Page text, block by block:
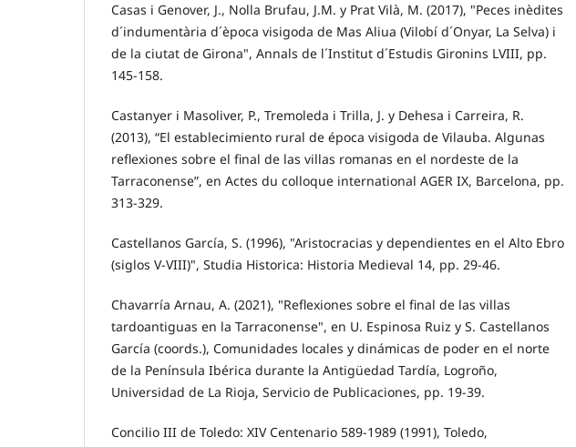
Casas i Genover, J., Nolla Brufau, J.M. y Prat Vilà, M. (2017), "Peces inèdites
d´indumentària d´època visigoda de Mas Aliua (Vilobí d´Onyar, La Selva) i
de la ciutat de Girona", Annals de l´Institut d´Estudis Gironins LVIII, pp.
145-158.
Castanyer i Masoliver, P., Tremoleda i Trilla, J. y Dehesa i Carreira, R.
(2013), “El establecimiento rural de época visigoda de Vilauba. Algunas
reflexiones sobre el final de las villas romanas en el nordeste de la
Tarraconense”, en Actes du colloque international AGER IX, Barcelona, pp.
313-329.
Castellanos García, S. (1996), "Aristocracias y dependientes en el Alto Ebro
(siglos V-VIII)", Studia Historica: Historia Medieval 14, pp. 29-46.
Chavarría Arnau, A. (2021), "Reflexiones sobre el final de las villas
tardoantiguas en la Tarraconense", en U. Espinosa Ruiz y S. Castellanos
García (coords.), Comunidades locales y dinámicas de poder en el norte
de la Península Ibérica durante la Antigüedad Tardía, Logroño,
Universidad de La Rioja, Servicio de Publicaciones, pp. 19-39.
Concilio III de Toledo: XIV Centenario 589-1989 (1991), Toledo,